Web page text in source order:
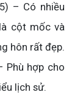
– Có nhiều
cột mốc và
hôn rất đẹp.
Phù hợp cho
lịch sử.